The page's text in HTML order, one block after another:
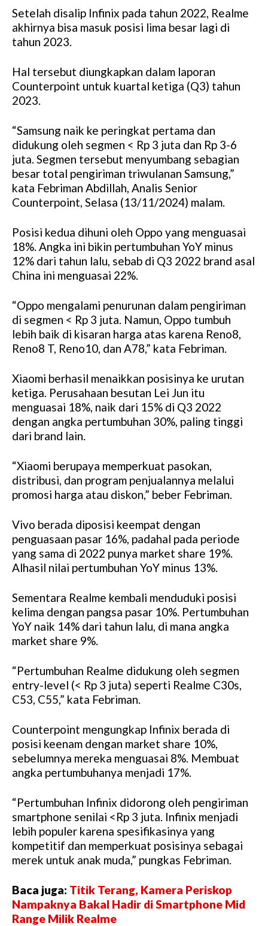
Setelah disalip Infinix pada tahun 2022, Realme
akhirnya bisa masuk posisi lima besar lagi di
tahun 2023.
Hal tersebut diungkapkan dalam laporan
Counterpoint untuk kuartal ketiga (Q3) tahun
2023.
“Samsung naik ke peringkat pertama dan
didukung oleh segmen < Rp 3 juta dan Rp 3-6
juta. Segmen tersebut menyumbang sebagian
besar total pengiriman triwulanan Samsung,”
kata Febriman Abdillah, Analis Senior
Counterpoint, Selasa (13/11/2024) malam.
Posisi kedua dihuni oleh Oppo yang menguasai
18%. Angka ini bikin pertumbuhan YoY minus
12% dari tahun lalu, sebab di Q3 2022 brand asal
China ini menguasai 22%.
“Oppo mengalami penurunan dalam pengiriman
di segmen < Rp 3 juta. Namun, Oppo tumbuh
lebih baik di kisaran harga atas karena Reno8,
Reno8 T, Reno10, dan A78,” kata Febriman.
Xiaomi berhasil menaikkan posisinya ke urutan
ketiga. Perusahaan besutan Lei Jun itu
menguasai 18%, naik dari 15% di Q3 2022
dengan angka pertumbuhan 30%, paling tinggi
dari brand lain.
“Xiaomi berupaya memperkuat pasokan,
distribusi, dan program penjualannya melalui
promosi harga atau diskon,” beber Febriman.
Vivo berada diposisi keempat dengan
penguasaan pasar 16%, padahal pada periode
yang sama di 2022 punya market share 19%.
Alhasil nilai pertumbuhan YoY minus 13%.
Sementara Realme kembali menduduki posisi
kelima dengan pangsa pasar 10%. Pertumbuhan
YoY naik 14% dari tahun lalu, di mana angka
market share 9%.
“Pertumbuhan Realme didukung oleh segmen
entry-level (< Rp 3 juta) seperti Realme C30s,
C53, C55,” kata Febriman.
Counterpoint mengungkap Infinix berada di
posisi keenam dengan market share 10%,
sebelumnya mereka menguasai 8%. Membuat
angka pertumbuhanya menjadi 17%.
“Pertumbuhan Infinix didorong oleh pengiriman
smartphone senilai <Rp 3 juta. Infinix menjadi
lebih populer karena spesifikasinya yang
kompetitif dan memperkuat posisinya sebagai
merek untuk anak muda,” pungkas Febriman.
Baca juga: Titik Terang, Kamera Periskop
Nampaknya Bakal Hadir di Smartphone Mid
Range Milik Realme